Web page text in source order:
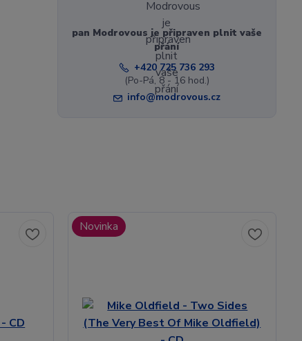
pan Modrovous je připraven plnit vaše
přání
+420 725 736 293
(Po-Pá, 8 - 16 hod.)
info@modrovous.cz
Novinka